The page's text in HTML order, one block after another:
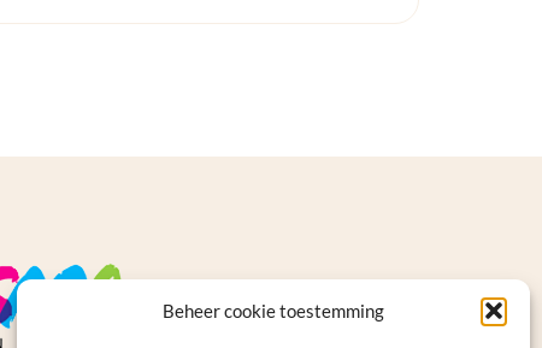
Beheer cookie toestemming